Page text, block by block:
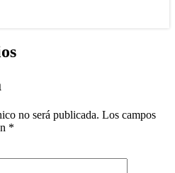
no será publicada. Los campos
*